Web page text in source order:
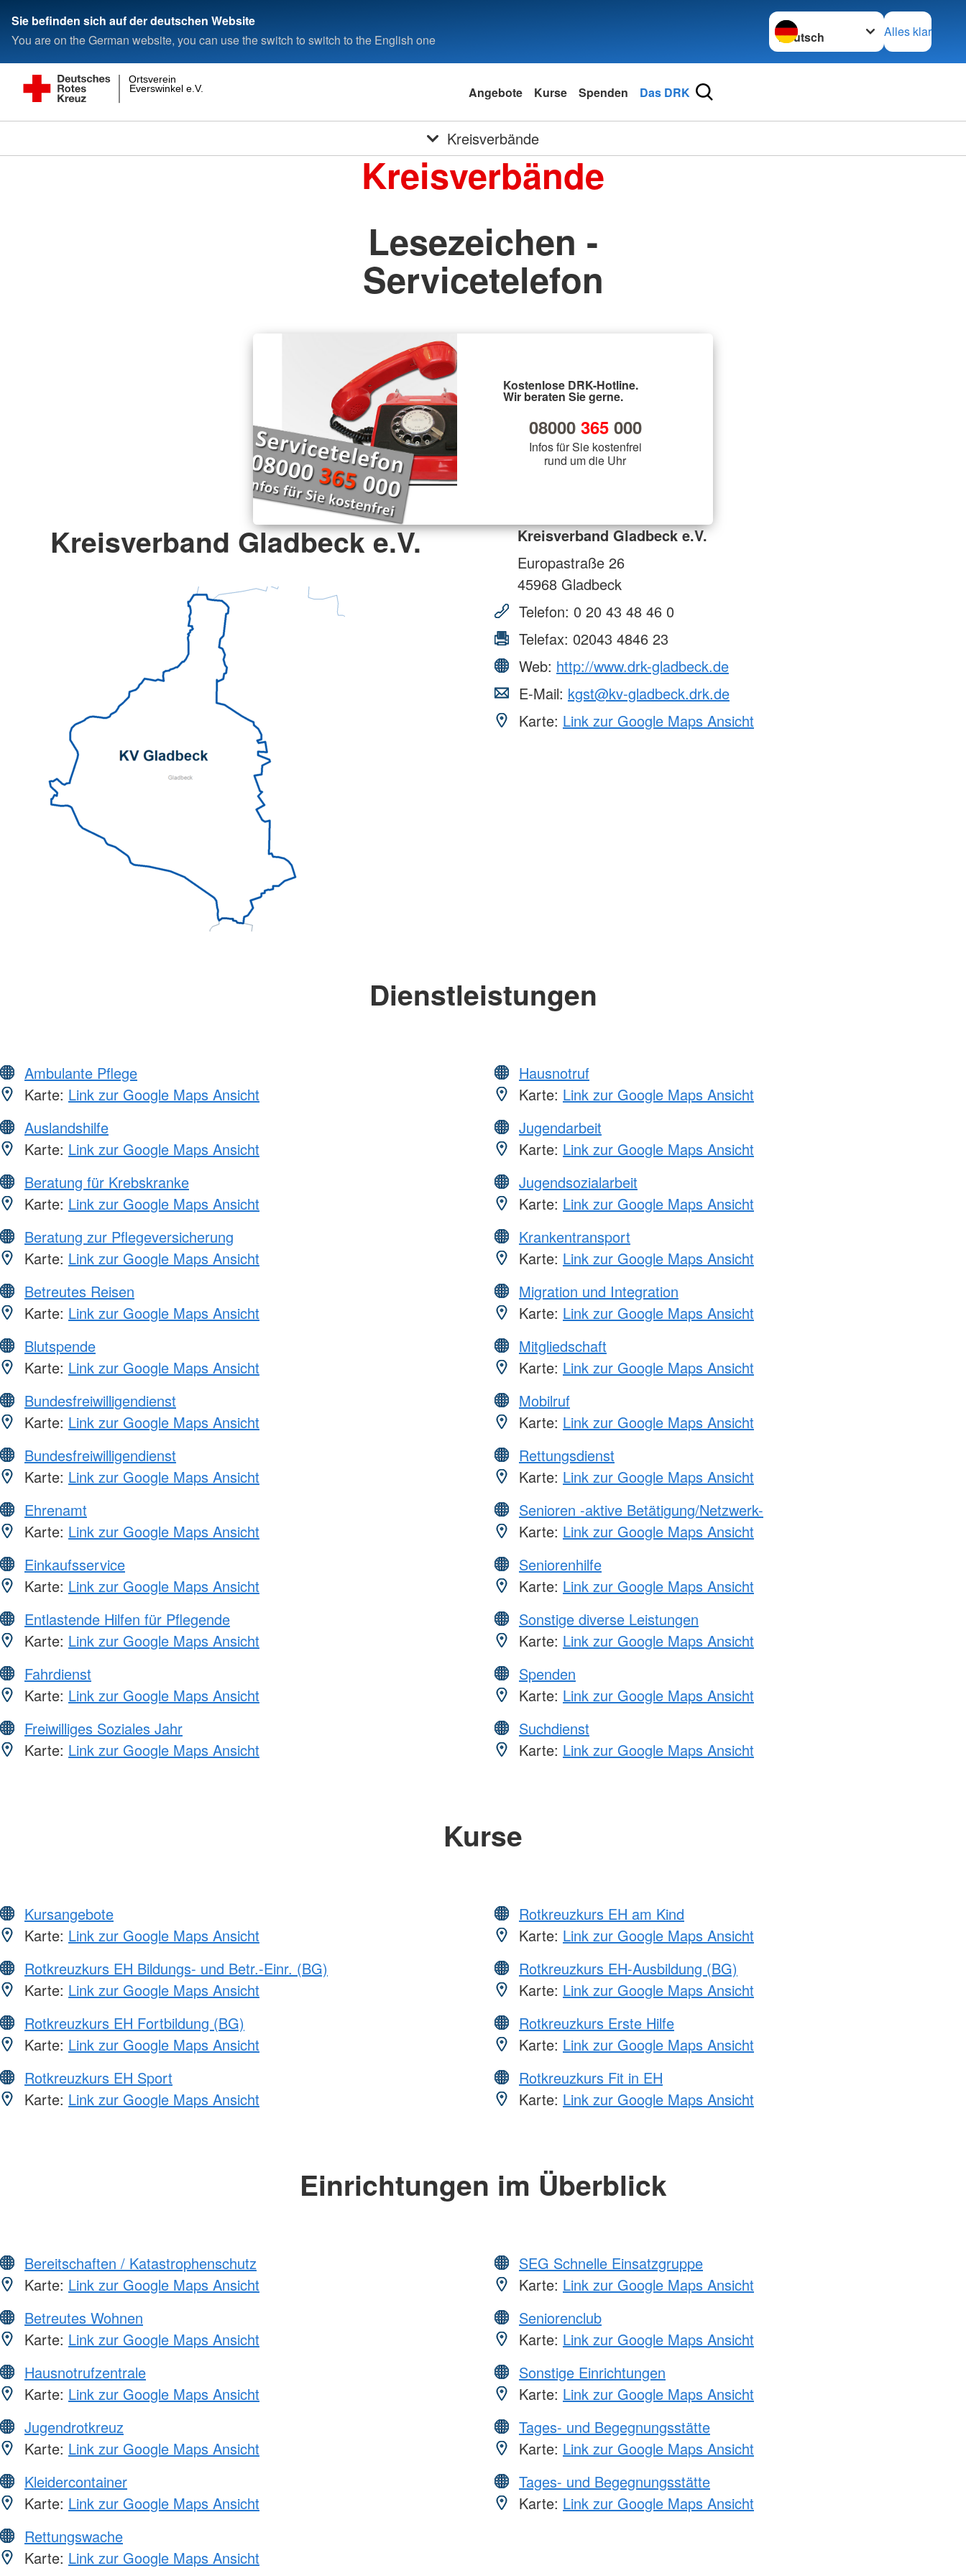
Sie befinden sich auf der deutschen Website
You are on the German website, you can use the switch to switch to the English one
Sprache wechseln zu
Alles klar
Everswinkel e.V.
Ortsverein
Angebote Kurse Spenden Das DRK
Kreisverbände
Kreisverbände
Lesezeichen -
Servicetelefon
Kostenlose DRK-Hotline.
Wir beraten Sie gerne.
08000 365000
Infos für Sie kostenfrei
rund um die Uhr
Kreisverband Gladbeck e.V.
Kreisverband Gladbeck e.V.
Europastraße 26
45968 Gladbeck
Telefon: 0 20 43 48 46 0
Telefax: 02043 4846 23
Web: http://www.drk-gladbeck.de
E-Mail: kgst@kv-gladbeck.drk.de
Karte: Link zur Google Maps Ansicht
Dienstleistungen
Ambulante Pflege
Karte: Link zur Google Maps Ansicht
Auslandshilfe
Karte: Link zur Google Maps Ansicht
Beratung für Krebskranke
Karte: Link zur Google Maps Ansicht
Beratung zur Pflegeversicherung
Karte: Link zur Google Maps Ansicht
Betreutes Reisen
Karte: Link zur Google Maps Ansicht
Blutspende
Karte: Link zur Google Maps Ansicht
Bundesfreiwilligendienst
Karte: Link zur Google Maps Ansicht
Bundesfreiwilligendienst
Karte: Link zur Google Maps Ansicht
Ehrenamt
Karte: Link zur Google Maps Ansicht
Einkaufsservice
Karte: Link zur Google Maps Ansicht
Entlastende Hilfen für Pflegende
Karte: Link zur Google Maps Ansicht
Fahrdienst
Karte: Link zur Google Maps Ansicht
Freiwilliges Soziales Jahr
Karte: Link zur Google Maps Ansicht
Hausnotruf
Karte: Link zur Google Maps Ansicht
Jugendarbeit
Karte: Link zur Google Maps Ansicht
Jugendsozialarbeit
Karte: Link zur Google Maps Ansicht
Krankentransport
Karte: Link zur Google Maps Ansicht
Migration und Integration
Karte: Link zur Google Maps Ansicht
Mitgliedschaft
Karte: Link zur Google Maps Ansicht
Mobilruf
Karte: Link zur Google Maps Ansicht
Rettungsdienst
Karte: Link zur Google Maps Ansicht
Senioren -aktive Betätigung/Netzwerk-
Karte: Link zur Google Maps Ansicht
Seniorenhilfe
Karte: Link zur Google Maps Ansicht
Sonstige diverse Leistungen
Karte: Link zur Google Maps Ansicht
Spenden
Karte: Link zur Google Maps Ansicht
Suchdienst
Karte: Link zur Google Maps Ansicht
Kurse
Kursangebote
Karte: Link zur Google Maps Ansicht
Rotkreuzkurs EH Bildungs- und Betr.-Einr. (BG)
Karte: Link zur Google Maps Ansicht
Rotkreuzkurs EH Fortbildung (BG)
Karte: Link zur Google Maps Ansicht
Rotkreuzkurs EH Sport
Karte: Link zur Google Maps Ansicht
Rotkreuzkurs EH am Kind
Karte: Link zur Google Maps Ansicht
Rotkreuzkurs EH-Ausbildung (BG)
Karte: Link zur Google Maps Ansicht
Rotkreuzkurs Erste Hilfe
Karte: Link zur Google Maps Ansicht
Rotkreuzkurs Fit in EH
Karte: Link zur Google Maps Ansicht
Einrichtungen im Überblick
Bereitschaften / Katastrophenschutz
Karte: Link zur Google Maps Ansicht
Betreutes Wohnen
Karte: Link zur Google Maps Ansicht
Hausnotrufzentrale
Karte: Link zur Google Maps Ansicht
Jugendrotkreuz
Karte: Link zur Google Maps Ansicht
Kleidercontainer
Karte: Link zur Google Maps Ansicht
Rettungswache
Karte: Link zur Google Maps Ansicht
SEG Schnelle Einsatzgruppe
Karte: Link zur Google Maps Ansicht
Seniorenclub
Karte: Link zur Google Maps Ansicht
Sonstige Einrichtungen
Karte: Link zur Google Maps Ansicht
Tages- und Begegnungsstätte
Karte: Link zur Google Maps Ansicht
Tages- und Begegnungsstätte
Karte: Link zur Google Maps Ansicht